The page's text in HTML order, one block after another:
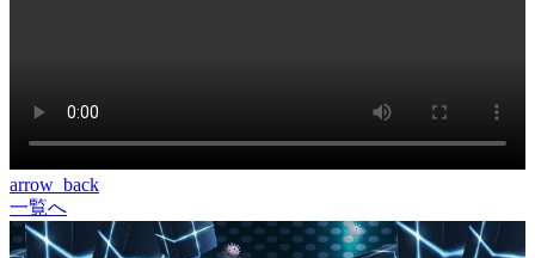
arrow_back
一覧へ